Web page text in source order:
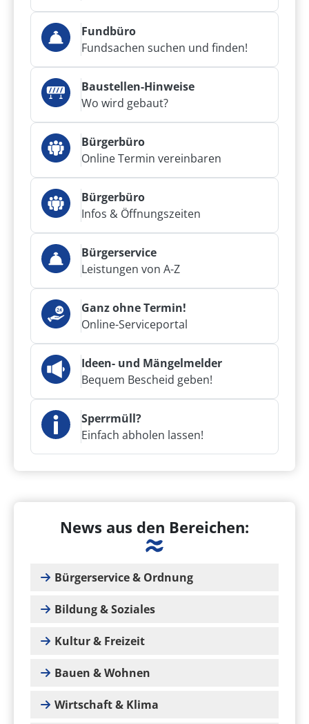
Fundbüro
Fundsachen suchen und finden!
Baustellen-Hinweise
Wo wird gebaut?
Bürgerbüro
Online Termin vereinbaren
Bürgerbüro
Infos & Öffnungszeiten
Bürgerservice
Leistungen von A-Z
Ganz ohne Termin!
Online-Serviceportal
Ideen- und Mängelmelder
Bequem Bescheid geben!
Sperrmüll?
Einfach abholen lassen!
News aus den Bereichen:
Bürgerservice & Ordnung
Bildung & Soziales
Kultur & Freizeit
Bauen & Wohnen
Wirtschaft & Klima